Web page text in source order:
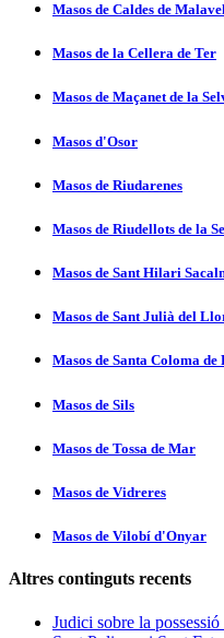
Masos de Caldes de
Masos de la Cellera de Ter
Masos de Maçanet de la
Masos d'Osor
Masos de Riudarenes
Masos de Riudellots de la
Masos de Sant Hilari
Masos de Sant Julià del
Masos de Santa Coloma de
Masos de Sils
Masos de Tossa de Mar
Masos de Vidreres
Masos de Vilobí d'Onyar
Altres continguts recents
Judici sobre la